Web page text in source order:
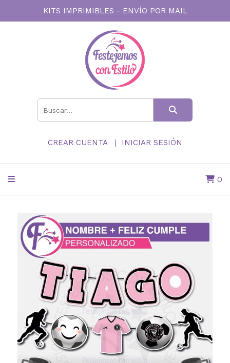
KITS IMPRIMIBLES - ENVÍO POR MAIL
CREAR CUENTA INICIAR SESIÓN
0